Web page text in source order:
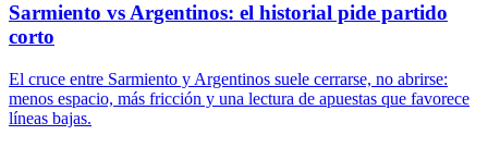
Sarmiento vs Argentinos: el historial pide partido
corto
El cruce entre Sarmiento y Argentinos suele cerrarse, no abrirse:
menos espacio, más fricción y una lectura de apuestas que favorece
líneas bajas.